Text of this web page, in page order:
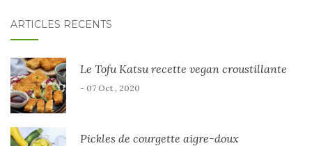
ARTICLES RÉCENTS
Le Tofu Katsu recette vegan croustillante
- 07 Oct , 2020
Pickles de courgette aigre-doux